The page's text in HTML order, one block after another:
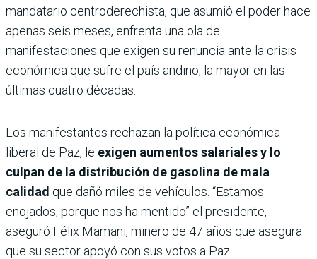
mandatario centroderechista, que asumió el poder hace
apenas seis meses, enfrenta una ola de
manifestaciones que exigen su renuncia ante la crisis
económica que sufre el país andino, la mayor en las
últimas cuatro décadas.
Los manifestantes rechazan la política económica
liberal de Paz, le exigen aumentos salariales y lo
culpan de la distribución de gasolina de mala
calidad que dañó miles de vehículos. “Estamos
enojados, porque nos ha mentido” el presidente,
aseguró Félix Mamani, minero de 47 años que asegura
que su sector apoyó con sus votos a Paz.